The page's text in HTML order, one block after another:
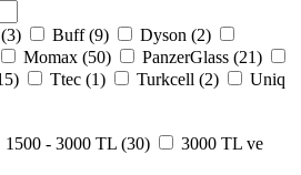
3) Buff (9) Dyson (2)
Momax (50) PanzerGlass (21)
) Ttec (1) Turkcell (2)
Uniq
1500 - 3000 TL (30)
3000 TL ve